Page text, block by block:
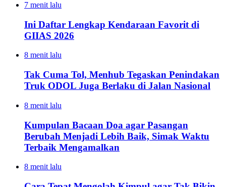
7 menit lalu
Ini Daftar Lengkap Kendaraan Favorit di
GIIAS 2026
8 menit lalu
Tak Cuma Tol, Menhub Tegaskan Penindakan
Truk ODOL Juga Berlaku di Jalan Nasional
8 menit lalu
Kumpulan Bacaan Doa agar Pasangan
Berubah Menjadi Lebih Baik, Simak Waktu
Terbaik Mengamalkan
8 menit lalu